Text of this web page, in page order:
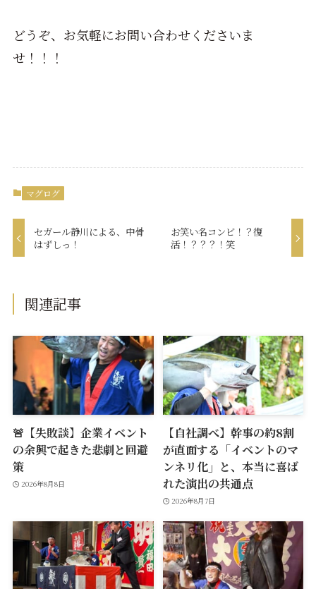
どうぞ、お気軽にお問い合わせくださいま
せ！！！
マグログ
セガール静川による、中骨
はずしっ！
お笑い名コンビ！？復
活！？？？！笑
関連記事
🚨【失敗談】企業イベント
の余興で起きた悲劇と回避
策
2026年8月8日
【自社調べ】幹事の約8割
が直面する「イベントのマ
ンネリ化」と、本当に喜ば
れた演出の共通点
2026年8月7日